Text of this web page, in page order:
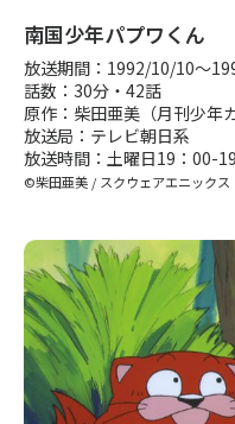
南国少年パプワくん
放送期間：1992/10/10～
話数：30分・42話
原作：柴田亜美（月刊少年
放送局：テレビ朝日系
放送時間：土曜日19：00-
©柴田亜美 / スクウェアエニックス